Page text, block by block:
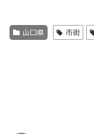
山口県 市街